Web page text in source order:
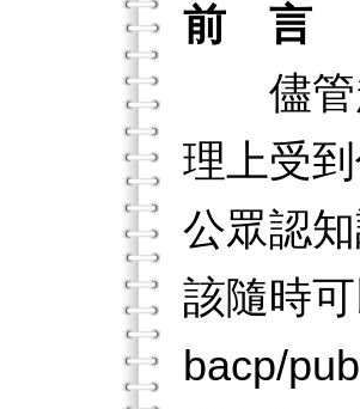
前 言
儘管越
理上受
公眾認
該隨時
bacp/